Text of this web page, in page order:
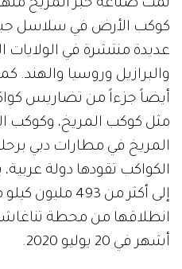
تمت صناعة حبر المريخ
كوكب الأرض في سلاسل
عديدة منتشرة في الولايات
والبرازيل وروسيا والهند.
أيضاً جزءاً من تضاريس
مثل كوكب المريخ، وكوكب
المريخ في مطارات دبي
الكواكب تقودها دولة
إلى أكثر من
أشهر في 20 يوليو 2020.